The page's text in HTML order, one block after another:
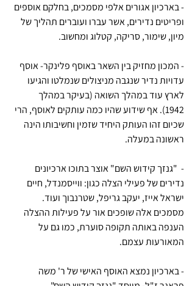
- בארכיון אגורים אלפי מסמכים, בחלקם אוספים
ופריטים נדירים, אשר עברו ועוברים תהליך של
מיון, שימור, סריקה, קטלוג ומחשוב.
- המכון מחזיק בין השאר באוסף פלינקר- אוסף
עדויות נדיר שנגבה מניצולים שנמלטו והגיעו
לארץ עוד במהלך השואה (בעיקר במהלך
1942). אף שידוע שהיו כמה עותקים לאוסף, הרי
שכיום זהו העותק היחיד שזמין וחשיבותו הינה
ראשונה במעלה.
-  "גנזך קידוש השם" אוצר בתוכו ארכיונים
נדירים של פעילי הצלה כגון: ווייסמנדל, חיים
ישראל אייז, יעקב גריפל, שטרנבוך ועוד.
מסמכים אלה שופכים אור על פעילות ההצלה
הענפה באותה תקופה סוערת, כמו גם על
המאורעות עצמם.
- בארכיון נמצא האוסף האישי של ר' משה